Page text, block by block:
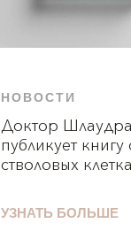
НОВОСТИ
Доктор
публикует книгу
стволовых
УЗНАТЬ БОЛЬШЕ